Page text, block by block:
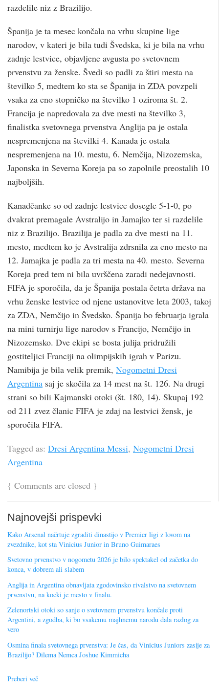
razdelile niz z Brazilijo.
Španija je ta mesec končala na vrhu skupine lige
narodov, v kateri je bila tudi Švedska, ki je bila na vrhu
zadnje lestvice, objavljene avgusta po svetovnem
prvenstvu za ženske. Švedi so padli za štiri mesta na
številko 5, medtem ko sta se Španija in ZDA povzpeli
vsaka za eno stopničko na številko 1 oziroma št. 2.
Francija je napredovala za dve mesti na številko 3,
finalistka svetovnega prvenstva Anglija pa je ostala
nespremenjena na številki 4. Kanada je ostala
nespremenjena na 10. mestu, 6. Nemčija, Nizozemska,
Japonska in Severna Koreja pa so zapolnile preostalih 10
najboljših.
Kanadčanke so od zadnje lestvice dosegle 5-1-0, po
dvakrat premagale Avstralijo in Jamajko ter si razdelile
niz z Brazilijo. Brazilija je padla za dve mesti na 11.
mesto, medtem ko je Avstralija zdrsnila za eno mesto na
12. Jamajka je padla za tri mesta na 40. mesto. Severna
Koreja pred tem ni bila uvrščena zaradi nedejavnosti.
FIFA je sporočila, da je Španija postala četrta država na
vrhu ženske lestvice od njene ustanovitve leta 2003, takoj
za ZDA, Nemčijo in Švedsko. Španija bo februarja igrala
na mini turnirju lige narodov s Francijo, Nemčijo in
Nizozemsko. Dve ekipi se bosta julija pridružili
gostiteljici Franciji na olimpijskih igrah v Parizu.
Namibija je bila velik premik, Nogometni Dresi
Argentina saj je skočila za 14 mest na št. 126. Na drugi
strani so bili Kajmanski otoki (št. 180, 14). Skupaj 192
od 211 zvez članic FIFA je zdaj na lestvici žensk, je
sporočila FIFA.
Tagged as: Dresi Argentina Messi, Nogometni Dresi
Argentina
{ Comments are closed }
Najnovejši prispevki
Kako Arsenal načrtuje zgraditi dinastijo v Premier ligi z lovom na
zvezdnike, kot sta Vinicius Junior in Bruno Guimaraes
Svetovno prvenstvo v nogometu 2026 je bilo spektakel od začetka do
konca, v dobrem ali slabem
Anglija in Argentina obnavljata zgodovinsko rivalstvo na svetovnem
prvenstvu, na kocki je mesto v finalu.
Zelenortski otoki so sanje o svetovnem prvenstvu končale proti
Argentini, a zgodba, ki bo vsakemu majhnemu narodu dala razlog za
vero
Osmina finala svetovnega prvenstva: Je čas, da Vinicius Juniors zasije za
Brazilijo? Dilema Nemca Joshue Kimmicha
Preberi več